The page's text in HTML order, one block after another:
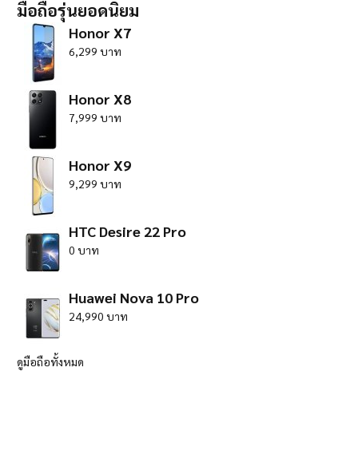
มือถือรุ่นยอดนิยม
Honor X7
6,299 บาท
Honor X8
7,999 บาท
Honor X9
9,299 บาท
HTC Desire 22 Pro
0 บาท
Huawei Nova 10 Pro
24,990 บาท
ดูมือถือทั้งหมด